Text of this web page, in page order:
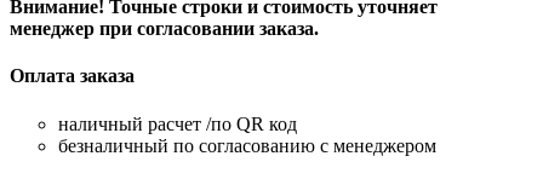
Внимание! Точные строки и стоимость уточняет
менеджер при согласовании заказа.
Оплата заказа
наличный расчет /по QR код
безналичный по согласованию с менеджером